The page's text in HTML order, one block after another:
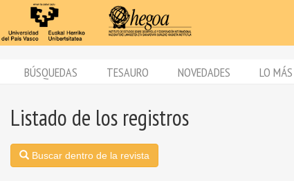
BÚSQUEDAS TESAURO NOVEDADES LO
Listado de los registros
Buscar dentro de la revista